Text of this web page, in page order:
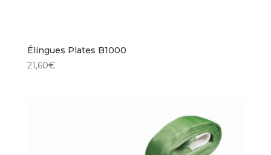
Élingues Plates B1000
21,60€